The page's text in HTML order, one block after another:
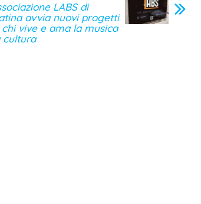
LABS di
avvia nuovi progetti
vive e ama la musica
cultura